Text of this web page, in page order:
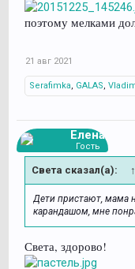
поэтому мелками
21 авг 2021
Serafimka, GALAS,
Елена
Гость
Света сказал(а): ↑
Дети пристают, мама
карандашом, мне
Света, здорово!